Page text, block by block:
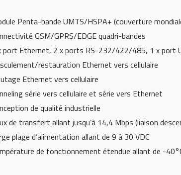
Penta-bande UMTS/HSPA+ (couverture
GSM/GPRS/EDGE quadri-bandes
port Ethernet, 2 x ports RS-232/422/485, 1 x port
restauration Ethernet vers cellulaire
Ethernet vers cellulaire
série vers cellulaire et série vers Ethernet
de qualité industrielle
de transfert allant jusqu’à 14,4 Mbps (liaison
plage d’alimentation allant de 9 à 30 VDC
de fonctionnement étendue allant de -